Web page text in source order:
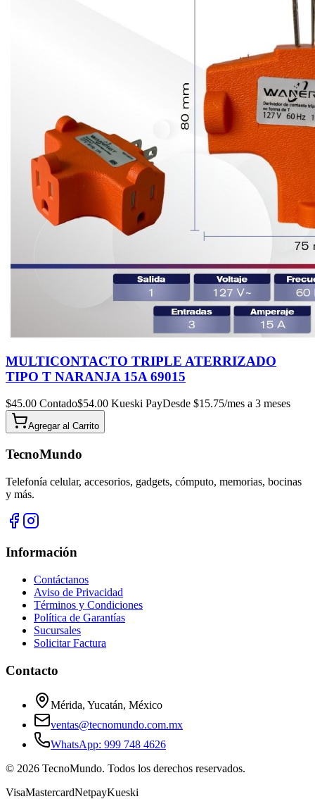
MULTICONTACTO TRIPLE ATERRIZADO
TIPO T NARANJA 15A 69015
$45.00 Contado$54.00 Kueski PayDesde $15.75/mes a 3 meses
Agregar al Carrito
TecnoMundo
Telefonía celular, accesorios, gadgets, cómputo, memorias, bocinas
y más.
Información
Contáctanos
Aviso de Privacidad
Términos y Condiciones
Política de Garantías
Sucursales
Solicitar Factura
Contacto
Mérida, Yucatán, México
ventas@tecnomundo.com.mx
WhatsApp: 999 748 4626
© 2026 TecnoMundo. Todos los derechos reservados.
VisaMastercardNetpayKueski